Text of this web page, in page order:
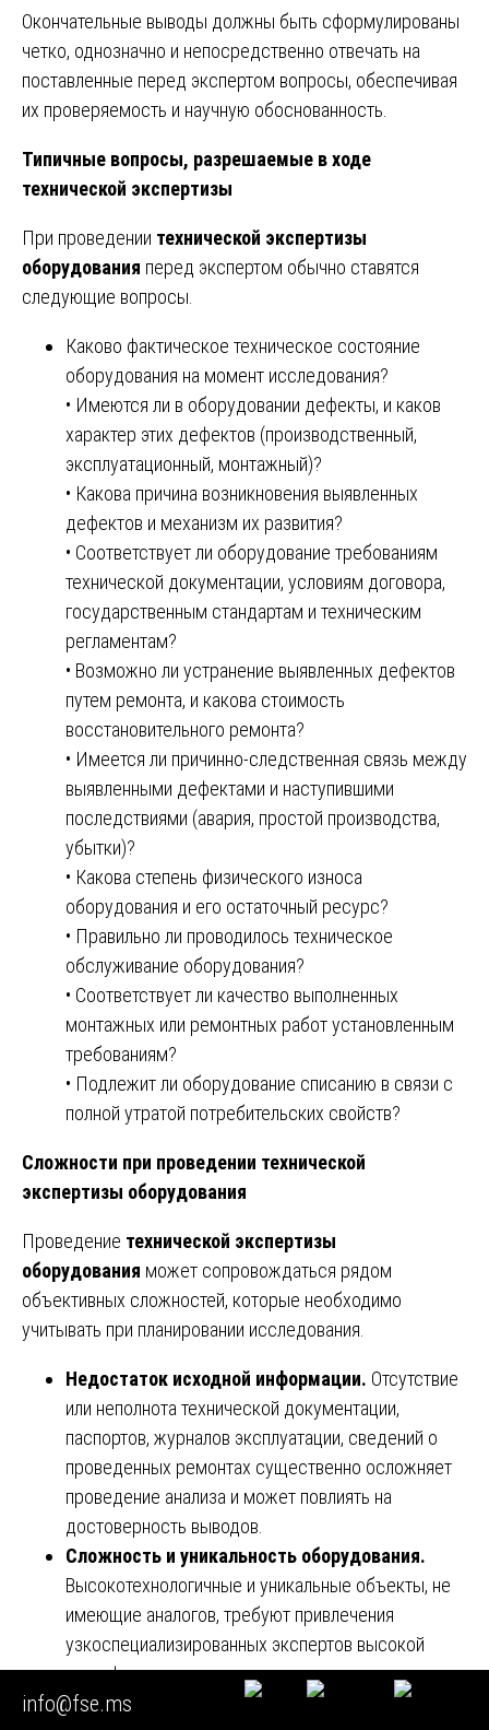
Окончательные выводы должны быть сформулированы
четко, однозначно и непосредственно отвечать на
поставленные перед экспертом вопросы, обеспечивая
их проверяемость и научную обоснованность.
Типичные вопросы, разрешаемые в ходе
технической экспертизы
При проведении технической экспертизы
оборудования перед экспертом обычно ставятся
следующие вопросы.
Каково фактическое техническое состояние
оборудования на момент исследования?
• Имеются ли в оборудовании дефекты, и каков
характер этих дефектов (производственный,
эксплуатационный, монтажный)?
• Какова причина возникновения выявленных
дефектов и механизм их развития?
• Соответствует ли оборудование требованиям
технической документации, условиям договора,
государственным стандартам и техническим
регламентам?
• Возможно ли устранение выявленных дефектов
путем ремонта, и какова стоимость
восстановительного ремонта?
• Имеется ли причинно-следственная связь между
выявленными дефектами и наступившими
последствиями (авария, простой производства,
убытки)?
• Какова степень физического износа
оборудования и его остаточный ресурс?
• Правильно ли проводилось техническое
обслуживание оборудования?
• Соответствует ли качество выполненных
монтажных или ремонтных работ установленным
требованиям?
• Подлежит ли оборудование списанию в связи с
полной утратой потребительских свойств?
Сложности при проведении технической
экспертизы оборудования
Проведение технической экспертизы
оборудования может сопровождаться рядом
объективных сложностей, которые необходимо
учитывать при планировании исследования.
Недостаток исходной информации. Отсутствие
или неполнота технической документации,
паспортов, журналов эксплуатации, сведений о
проведенных ремонтах существенно осложняет
проведение анализа и может повлиять на
достоверность выводов.
Сложность и уникальность оборудования.
Высокотехнологичные и уникальные объекты, не
имеющие аналогов, требуют привлечения
узкоспециализированных экспертов высокой
квалификации и применения уникального
диагностического оборудования.
info@fse.ms